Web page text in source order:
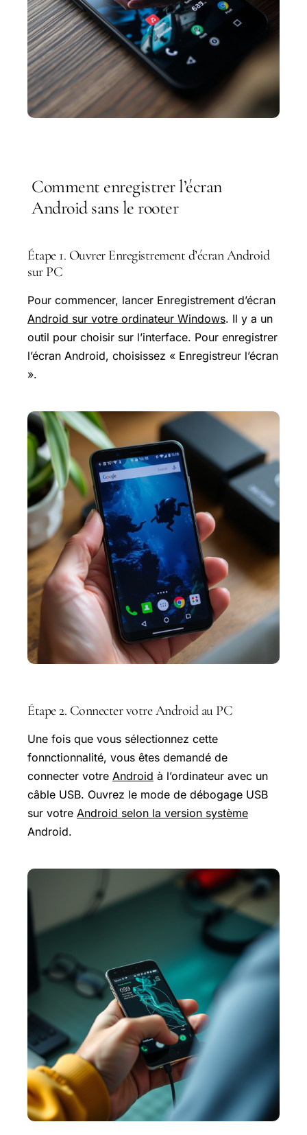
Comment enregistrer l’écran
Android sans le rooter
Étape 1. Ouvrer Enregistrement d’écran Android
sur PC
Pour commencer, lancer Enregistrement d’écran
Android sur votre ordinateur Windows. Il y a un
outil pour choisir sur l’interface. Pour enregistrer
l’écran Android, choisissez « Enregistreur l’écran
».
Étape 2. Connecter votre Android au PC
Une fois que vous sélectionnez cette
fonnctionnalité, vous êtes demandé de
connecter votre Android à l’ordinateur avec un
câble USB. Ouvrez le mode de débogage USB
sur votre Android selon la version système
Android.